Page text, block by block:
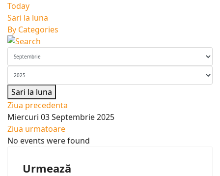
Today
Sari la luna
By Categories
Sari la luna
Ziua precedenta
Miercuri 03 Septembrie 2025
Ziua urmatoare
No events were found
Urmează